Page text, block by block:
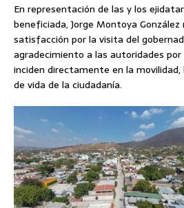
En representación de las y los
beneficiada, Jorge Montoya
satisfacción por la visita del
agradecimiento a las autoridades
inciden directamente en la movilidad,
de vida de la ciudadanía.